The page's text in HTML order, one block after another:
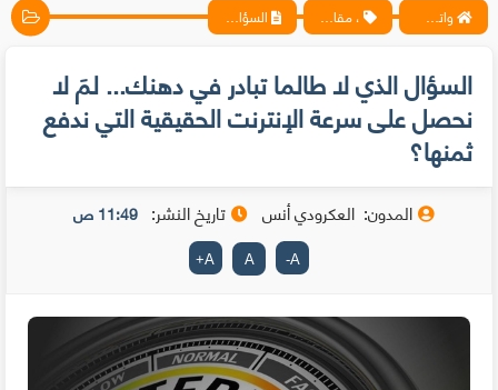
واتس آب ، فيسبوك ، أنترنت ، شروحات تقنية حصرية - المحترف ، مقالات السؤال الذي لا طالما تبادر في دهنك... لمَ لا نحصل على سرعة الإنترنت الحقيقية التي ندفع ثمنها؟
السؤال الذي لا طالما تبادر في دهنك... لمَ لا
نحصل على سرعة الإنترنت الحقيقية التي ندفع
ثمنها؟
المدون: العكرودي أنس تاريخ النشر: 11:49 ص
A
-
A
A
+